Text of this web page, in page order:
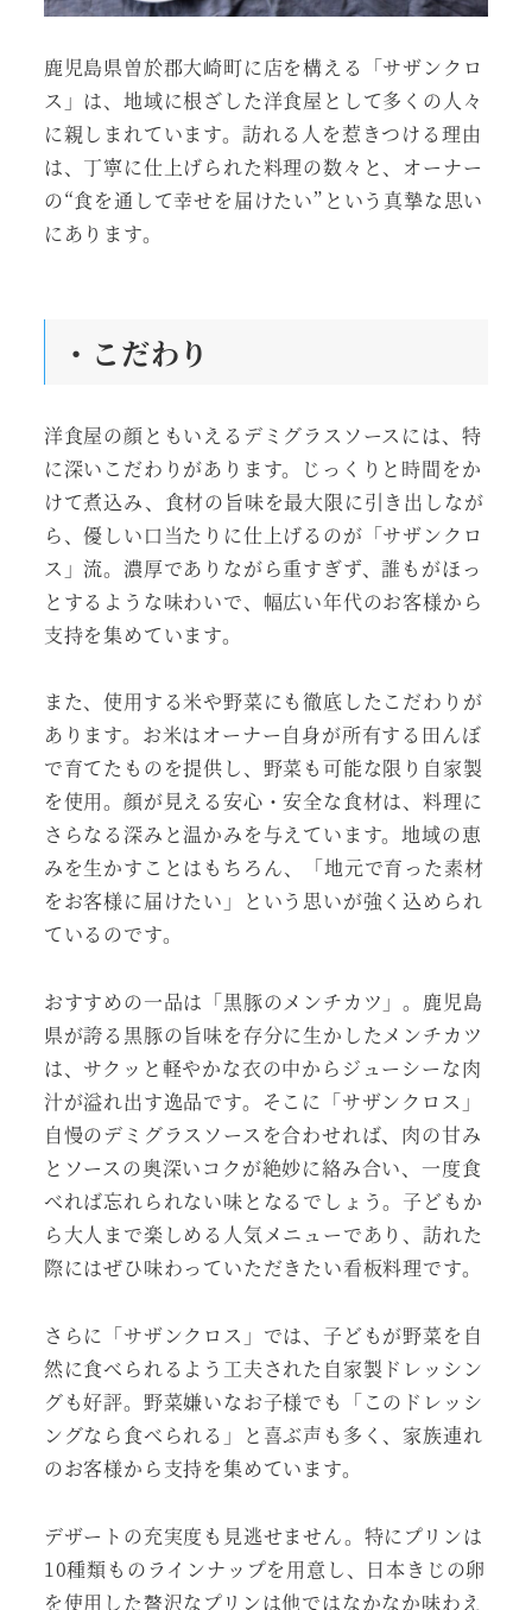
鹿児島県曽於郡大崎町に店を構える「サザンクロ
ス」は、地域に根ざした洋食屋として多くの人々
に親しまれています。訪れる人を惹きつける理由
は、丁寧に仕上げられた料理の数々と、オーナー
の“食を通して幸せを届けたい”という真摯な思い
にあります。
・こだわり
洋食屋の顔ともいえるデミグラスソースには、特
に深いこだわりがあります。じっくりと時間をか
けて煮込み、食材の旨味を最大限に引き出しなが
ら、優しい口当たりに仕上げるのが「サザンクロ
ス」流。濃厚でありながら重すぎず、誰もがほっ
とするような味わいで、幅広い年代のお客様から
支持を集めています。
また、使用する米や野菜にも徹底したこだわりが
あります。お米はオーナー自身が所有する田んぼ
で育てたものを提供し、野菜も可能な限り自家製
を使用。顔が見える安心・安全な食材は、料理に
さらなる深みと温かみを与えています。地域の恵
みを生かすことはもちろん、「地元で育った素材
をお客様に届けたい」という思いが強く込められ
ているのです。
おすすめの一品は「黒豚のメンチカツ」。鹿児島
県が誇る黒豚の旨味を存分に生かしたメンチカツ
は、サクッと軽やかな衣の中からジューシーな肉
汁が溢れ出す逸品です。そこに「サザンクロス」
自慢のデミグラスソースを合わせれば、肉の甘み
とソースの奥深いコクが絶妙に絡み合い、一度食
べれば忘れられない味となるでしょう。子どもか
ら大人まで楽しめる人気メニューであり、訪れた
際にはぜひ味わっていただきたい看板料理です。
さらに「サザンクロス」では、子どもが野菜を自
然に食べられるよう工夫された自家製ドレッシン
グも好評。野菜嫌いなお子様でも「このドレッシ
ングなら食べられる」と喜ぶ声も多く、家族連れ
のお客様から支持を集めています。
デザートの充実度も見逃せません。特にプリンは
10種類ものラインナップを用意し、日本きじの卵
を使用した贅沢なプリンは他ではなかなか味わえ